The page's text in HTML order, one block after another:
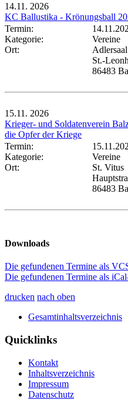
14.11. 2026
KC Ballustika - Krönungsball
Termin:
Kategorie:
Vereine
Ort:
Adlersaal
St.-
86483
15.11. 2026
Krieger- und Soldatenverein
die Opfer der Kriege
Termin:
Kategorie:
Vereine
Ort:
St. Vitus
86483
Downloads
Die gefundenen Termine als
Die gefundenen Termine als
drucken nach oben
Gesamtinhaltsverzeichnis
Quicklinks
Kontakt
Inhaltsverzeichnis
Impressum
Datenschutz